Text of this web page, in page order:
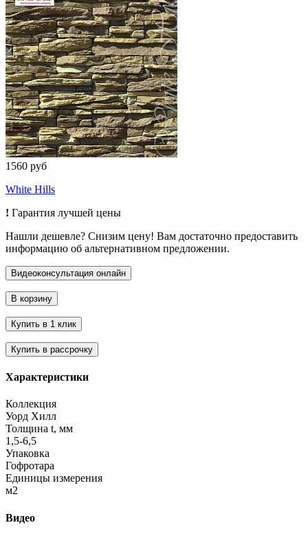
1560 руб
White Hills
! Гарантия лучшей цены
Нашли дешевле? Снизим цену! Вам достаточно предоставить
информацию об альтернативном предложении.
Характеристики
Коллекция
Уорд Хилл
Толщина t, мм
1,5-6,5
Упаковка
Гофротара
Единицы измерения
м2
Видео